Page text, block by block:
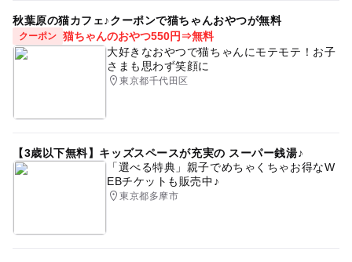
秋葉原の猫カフェ♪クーポンで猫ちゃんおやつが無料
クーポン 猫ちゃんのおやつ550円⇒無料
大好きなおやつで猫ちゃんにモテモテ！お子
さまも思わず笑顔に
東京都千代田区
【3歳以下無料】キッズスペースが充実の スーパー銭湯♪
「選べる特典」親子でめちゃくちゃお得なW
EBチケットも販売中♪
東京都多摩市